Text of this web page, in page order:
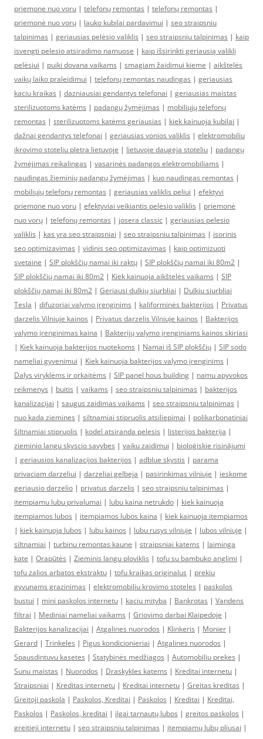
priemone nuo voru | telefonų remontas | telefonų remontas |
priemonė nuo vorų | lauko kubilai pardavimui | seo straipsniu
talpinimas | geriausias pelėsio valiklis | seo straipsniu talpinimas | kaip
isvengti pelesio atsiradimo namuose | kaip išsirinkti geriausią valiklį
pelėsiui | puiki dovana vaikams | smagiam žaidimui kieme | aikštelės
vaikų laiko praleidimui | telefonų remontas naudingas | geriausias
kaciu kraikas | dazniausiai gendantys telefonai | geriausias maistas
sterilizuotoms katėms | padangų žymėjimas | mobiliųjų telefonų
remontas | sterilizuotoms katėms geriausias | kiek kainuoja kubilai |
dažnai gendantys telefonai | geriausias vonios valiklis | elektromobiliu
ikrovimo stoteliu pletra lietuvoje | lietuvoje daugeja stoteliu | padangų
žymėjimas reikalingas | vasarinės padangos elektromobiliams |
naudingas žieminių padangų žymėjimas | kuo naudingas remontas |
mobiliųjų telefonų remontas | geriausias valiklis peliui | efektyvi
priemone nuo voru | efektyviai veikiantis pelėsio valiklis | priemonė
nuo vorų | telefonų remontas | josera classic | geriausias pelesio
valiklis | kas yra seo straipsniai | seo straipsniu talpinimas | isorinis
seo optimizavimas | vidinis seo optimizavimas | kaip optimizuoti
svetaine | SIP plokščių namai iki raktų | SIP plokščių namai iki 80m2 |
SIP plokščių namai iki 80m2 | Kiek kainuoja aikštelės vaikams | SIP
plokščių namai iki 80m2 | Geriausi dulkių siurbliai | Dulkiu siurbliai
Tesla | difuzoriai valymo įrenginims | kaliforminės bakterijos | Privatus
darzelis Vilniuje kainos | Privatus darzelis Vilniuje kainos | Bakterijos
valymo įrenginimas kaina | Bakterijų valymo įrenginiams kainos skiriasi
| Kiek kainuoja bakterijos nuotekoms | Namai iš SIP plokščių | SIP sodo
nameliai gyvenimui | Kiek kainuoja bakterijos valymo įrenginims |
Dalys viryklėms ir orkaitėms | SIP panel hous building | namu apyvokos
reikmenys | buitis | vaikams | seo straipsniu talpinimas | bakterijos
kanalizacijai | saugus zaidimas vaikams | seo straipsniu talpinimas |
nuo kada ziemines | siltnamiai stipruolis atsiliepimai | polikarbonatiniai
šiltnamiai stipruolis | kodel atsiranda pelesis | listerijos bakterija |
zieminio langu skyscio savybes | vaiku zaidimui | bioloģiskie risinājumi
| geriausios kanalizacijos bakterijos | adblue skystis | parama
privaciam darzeliui | darzeliai gelbeja | pasirinkimas vilniuje | ieskome
geriausio darzelio | privatus darzelis | seo straipsniu talpinimas |
itempiamu lubu privalumai | lubu kaina netrukdo | kiek kainuoja
itempiamos lubos | itempiamos lubos kaina | kiek kainuoja itempiamos
| kiek kainuoja lubos | lubu kainos | lubu rusys vilniuje | lubos vilniuje |
siltnamiai | turbinu remontas kaune | straipsniai katems | laiminga
kate | Orapūtės | Zieminis langu ploviklis | tofu su bambuko anglimi |
tofu zalios arbatos ekstraktu | tofu kraikas originalus | prekiu
gyvunams grazinimas | elektromobiliu krovimo stoteles | paskolos
bustui | mini paskolos internetu | kaciu mityba | Bankrotas | Vandens
filtrai | Mediniai nameliai vaikams | Griovimo darbai Klaipedoje |
Bakterijos kanalizacijai | Atgalines nuorodos | Klinkeris | Monier |
Gerard | Trinkeles | Pigus kondicionieriai | Atgalines nuorodos |
Spausdintuvu kasetes | Statybinės medžiagos | Automobiliu prekes |
Sunu maistas | Nuorodos | Draskykles katems | Kreditai internetu |
Straipsniai | Kreditas internetu | Kreditai internetu | Greitas kreditas |
Greitoji paskola | Paskolos, Kreditai | Paskolos | Kreditai | Kreditai,
Paskolos | Paskolos, kreditai | ilgai tarnautų lubos | greitos paskolos |
greitieji internetu | seo straipsniu talpinimas | įtempiamų lubų pliusai |